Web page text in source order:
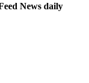
News daily